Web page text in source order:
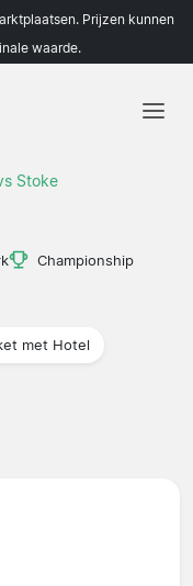
Prijzen kunnen
waarde.
Stoke
Championship
met Hotel